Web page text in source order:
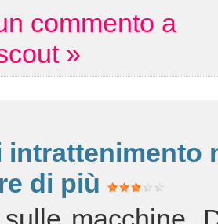
commento a
»
intrattenimento
di più